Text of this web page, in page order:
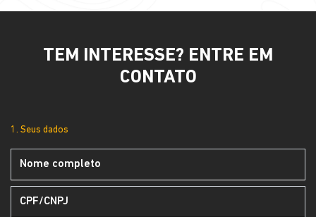
TEM INTERESSE? ENTRE EM
CONTATO
1. Seus dados